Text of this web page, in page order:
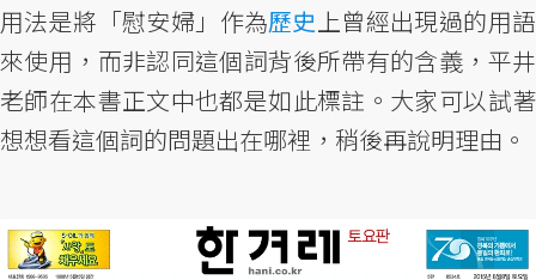
用法是將「慰安婦」作為歷史 上曾經出現過的用語
來使用，而非認同這個詞背後所帶有的含義，平井
老師在本書正文中也都是如此標註。大家可以試著
想想看這個詞的問題出在哪裡，稍後再說明理由。